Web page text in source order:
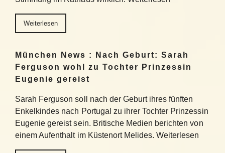
Weiterlesen
München News : Nach Geburt: Sarah
Ferguson wohl zu Tochter Prinzessin
Eugenie gereist
Sarah Ferguson soll nach der Geburt ihres fünften
Enkelkindes nach Portugal zu ihrer Tochter Prinzessin
Eugenie gereist sein. Britische Medien berichten von
einem Aufenthalt im Küstenort Melides. Weiterlesen